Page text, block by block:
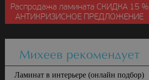
Распродажа ламината СКИДКА15 %
АНТИКРИЗИСНОЕ ПРЕДЛОЖЕНИЕ
Михеев рекомендует
Ламинат в интерьере (онлайн подбор)